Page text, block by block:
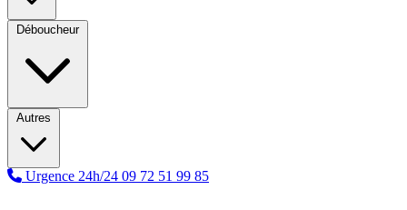
Déboucheur
Autres
Urgence 24h/24 09 72 51 99 85